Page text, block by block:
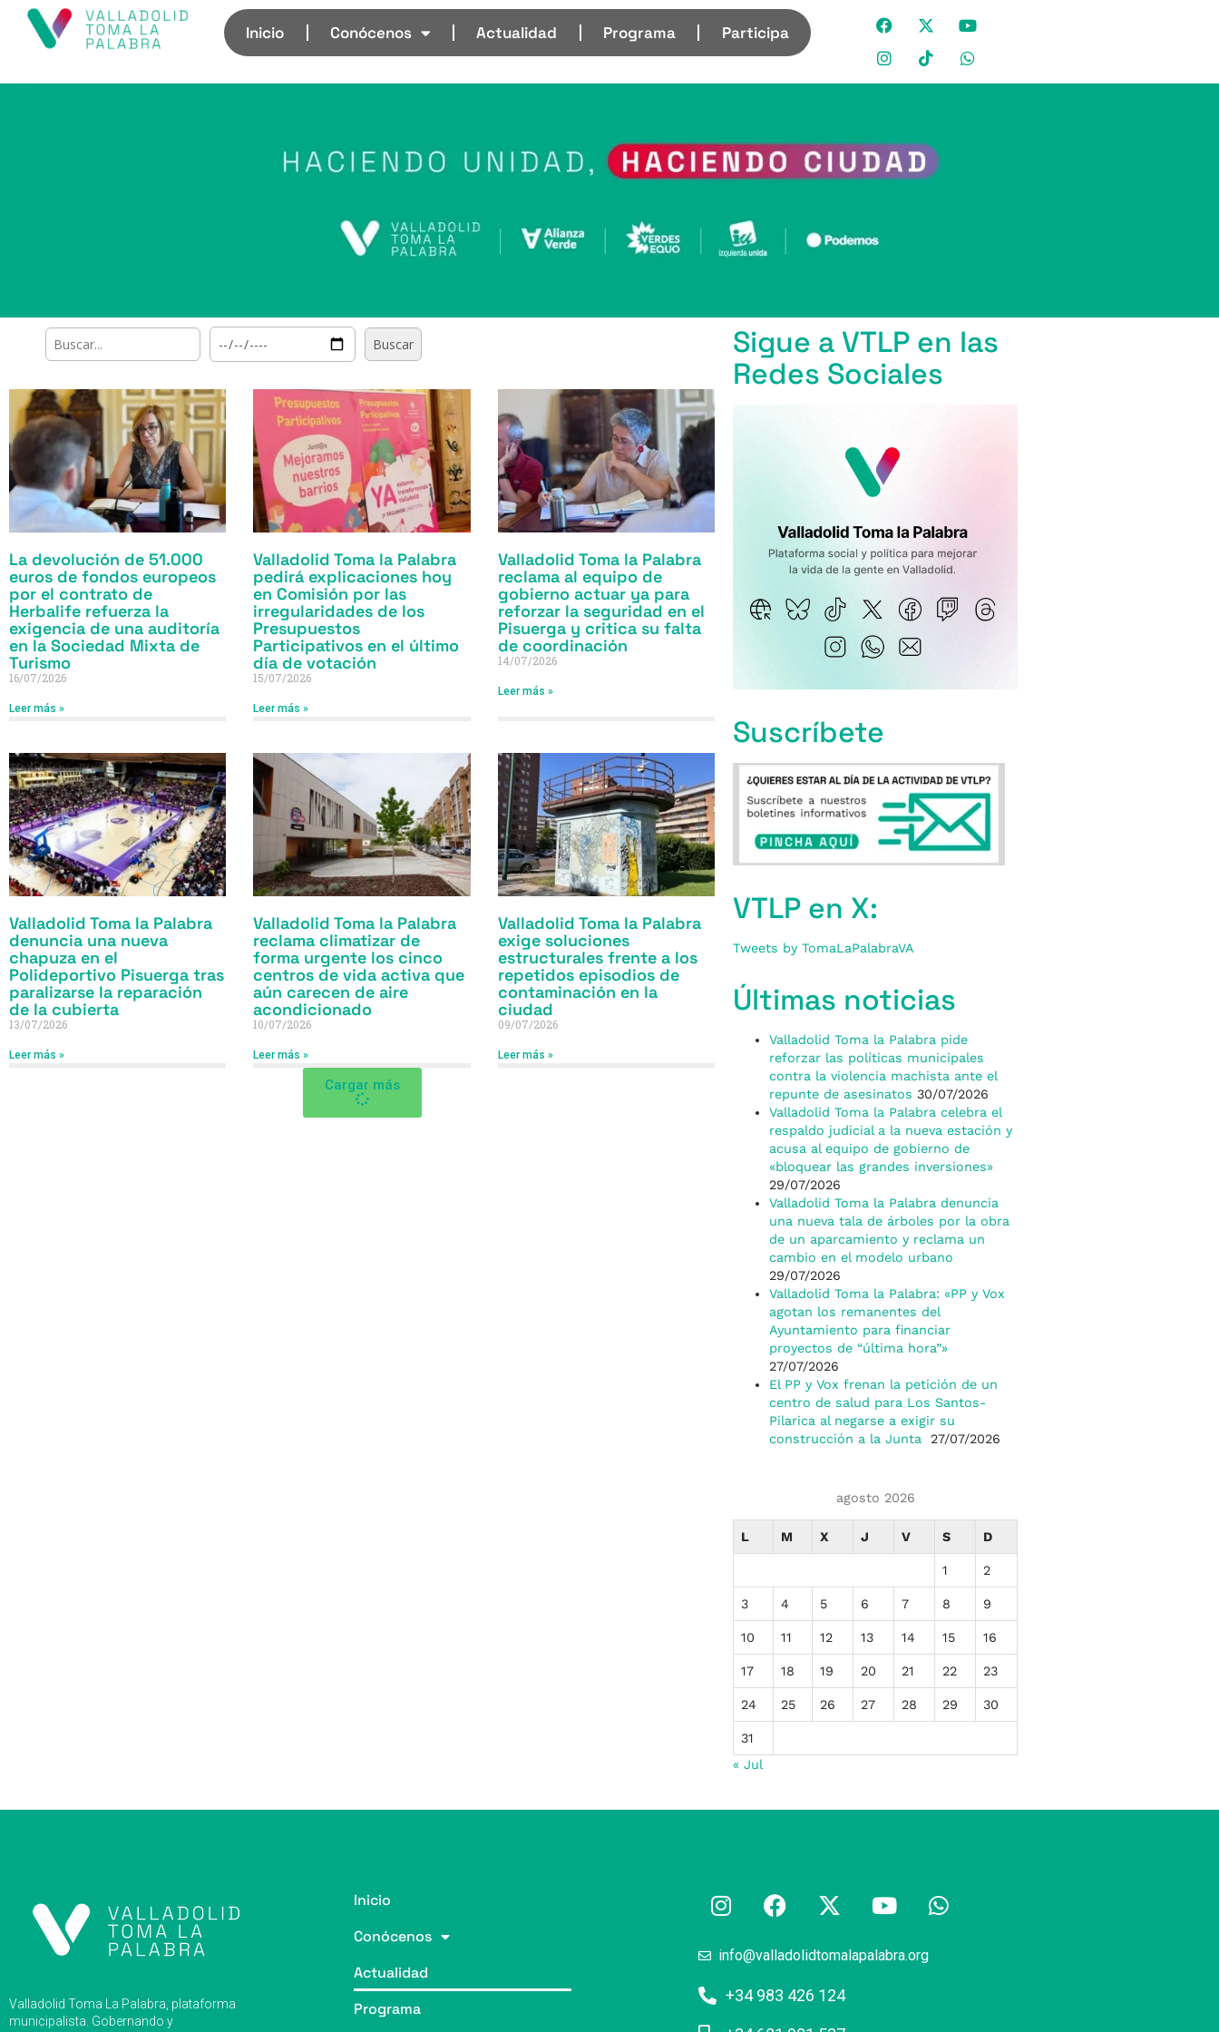
Inicio Conócenos Actualidad Programa Participa
La devolución de 51.000
euros de fondos europeos
por el contrato de
Herbalife refuerza la
exigencia de una auditoría
en la Sociedad Mixta de
Turismo
16/07/2026
Leer más »
Valladolid Toma la Palabra
pedirá explicaciones hoy
en Comisión por las
irregularidades de los
Presupuestos
Participativos en el último
día de votación
15/07/2026
Leer más »
Valladolid Toma la Palabra
reclama al equipo de
gobierno actuar ya para
reforzar la seguridad en el
Pisuerga y critica su falta
de coordinación
14/07/2026
Leer más »
Valladolid Toma la Palabra
denuncia una nueva
chapuza en el
Polideportivo Pisuerga tras
paralizarse la reparación
de la cubierta
13/07/2026
Leer más »
Valladolid Toma la Palabra
reclama climatizar de
forma urgente los cinco
centros de vida activa que
aún carecen de aire
acondicionado
10/07/2026
Leer más »
Valladolid Toma la Palabra
exige soluciones
estructurales frente a los
repetidos episodios de
contaminación en la
ciudad
09/07/2026
Leer más »
Cargar más
Sigue a VTLP en las
Redes Sociales
Suscríbete
VTLP en X:
Tweets by TomaLaPalabraVA
Últimas noticias
Valladolid Toma la Palabra pide
reforzar las políticas municipales
contra la violencia machista ante el
repunte de asesinatos 30/07/2026
Valladolid Toma la Palabra celebra el
respaldo judicial a la nueva estación y
acusa al equipo de gobierno de
«bloquear las grandes inversiones»
29/07/2026
Valladolid Toma la Palabra denuncia
una nueva tala de árboles por la obra
de un aparcamiento y reclama un
cambio en el modelo urbano
29/07/2026
Valladolid Toma la Palabra: «PP y Vox
agotan los remanentes del
Ayuntamiento para financiar
proyectos de “última hora”»
27/07/2026
El PP y Vox frenan la petición de un
centro de salud para Los Santos-
Pilarica al negarse a exigir su
construcción a la Junta
27/07/2026
agosto 2026
L M X J V S D
1 2
3 4 5 6 7 8 9
10 11 12 13 14 15 16
17 18 19 20 21 22 23
24 25 26 27 28 29 30
31
« Jul
Valladolid Toma La Palabra, plataforma
municipalista. Gobernando y
Inicio
Conócenos
Actualidad
Programa
info@valladolidtomalapalabra.org
+34 983 426 124